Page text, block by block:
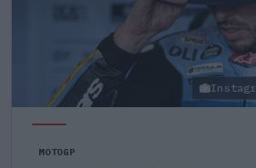
MOTOGP